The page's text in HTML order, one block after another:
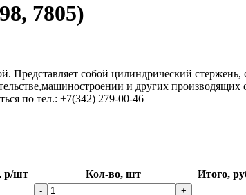
7805)
собой цилиндрический
и других
по тел.: +7(342) 279-00-46
р/шт Кол-во, шт
Итого,
- +